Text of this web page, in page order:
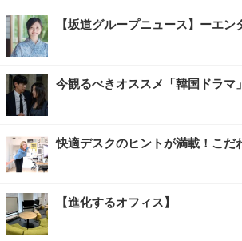
【坂道グループニュース】ーエ
今観るべきオススメ「韓国ドラマ」
快適デスクのヒントが満載！こだ
【進化するオフィス】